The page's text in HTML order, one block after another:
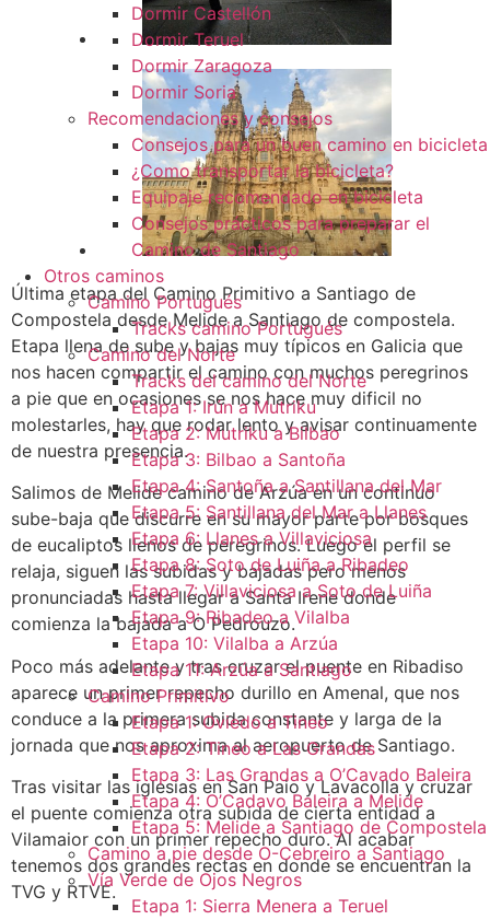
Dormir Castellón
Dormir Teruel
Dormir Zaragoza
Dormir Soria
Recomendaciones y consejos
Consejos para un buen camino en bicicleta
¿Como transportar la bicicleta?
Equipaje recomendado en bicicleta
Consejos prácticos para preparar el
Camino de Santiago
Otros caminos
Camino Portugués
Tracks camino Portugués
Camino del Norte
Tracks del camino del Norte
Etapa 1: Irún a Mutriku
Etapa 2: Mutriku a Bilbao
Etapa 3: Bilbao a Santoña
Etapa 4: Santoña a Santillana del Mar
Etapa 5: Santillana del Mar a Llanes
Etapa 6: Llanes a Villaviciosa
Etapa 8: Soto de Luiña a Ribadeo
Etapa 7: Villaviciosa a Soto de Luiña
Etapa 9: Ribadeo a Vilalba
Etapa 10: Vilalba a Arzúa
Etapa 11: Arzúa a Santiago
Camino Primitivo
Etapa 1: Oviedo a Tineo
Etapa 2: Tineo a Las Grandas
Etapa 3: Las Grandas a O’Cavado Baleira
Etapa 4: O’Cadavo Baleira a Melide
Etapa 5: Melide a Santiago de Compostela
Camino a pie desde O-Cebreiro a Santiago
Vía Verde de Ojos Negros
Etapa 1: Sierra Menera a Teruel
Última etapa del Camino Primitivo a Santiago de
Compostela desde Melide a Santiago de compostela.
Etapa llena de sube y bajas muy típicos en Galicia que
nos hacen compartir el camino con muchos peregrinos
a pie que en ocasiones se nos hace muy dificil no
molestarles, hay que rodar lento y avisar continuamente
de nuestra presencia.
Salimos de Melide camino de Arzúa en un continuo
sube-baja que discurre en su mayor parte por bosques
de eucaliptos llenos de peregrinos. Luego el perfil se
relaja, siguen las subidas y bajadas pero menos
pronunciadas hasta llegar a Santa Irene donde
comienza la bajada a O Pedrouzo.
Poco más adelante y tras cruzar el puente en Ribadiso
aparece un primer repecho durillo en Amenal, que nos
conduce a la primera subida constante y larga de la
jornada que nos aproxima al aeropuerto de Santiago.
Tras visitar las iglesias en San Paio y Lavacolla y cruzar
el puente comienza otra subida de cierta entidad a
Vilamaior con un primer repecho duro. Al acabar
tenemos dos grandes rectas en donde se encuentran la
TVG y RTVE.